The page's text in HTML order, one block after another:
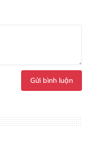
Gửi bình luận